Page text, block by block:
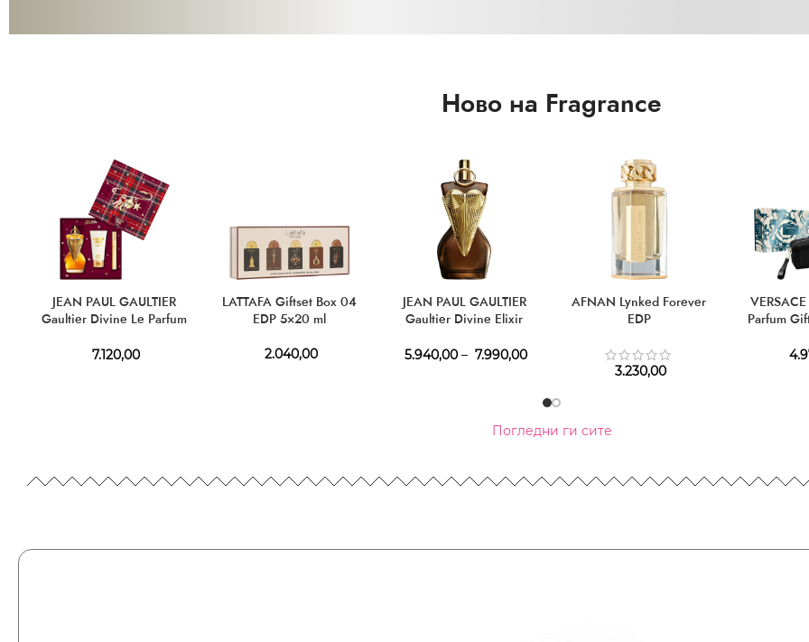
Ново на Fragrance
JEAN PAUL GAULTIER
Gaultier Divine Le Parfum
75 ml + EDP 10 ml
7.120,00
LATTAFA Giftset Box 04
EDP 5×20 ml
2.040,00
JEAN PAUL GAULTIER
Gaultier Divine Elixir
5.940,00 – 7.990,00
AFNAN Lynked Forever
EDP
3.230,00
Parfum
Погледни ги сите